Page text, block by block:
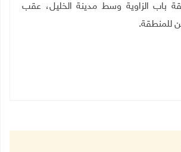
باب الزاوية وسط مدينة الخليل، عقب
للمنطقة.